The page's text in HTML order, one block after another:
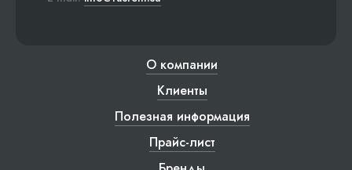
О компании
Клиенты
Полезная информация
Прайс-лист